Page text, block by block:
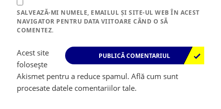
SALVEAZĂ-MI NUMELE, EMAILUL ȘI SITE-UL WEB ÎN ACEST
NAVIGATOR PENTRU DATA VIITOARE CÂND O SĂ
COMENTEZ.
Acest site
folosește
Akismet pentru a reduce spamul.Află cum sunt
procesate datele comentariilor tale.